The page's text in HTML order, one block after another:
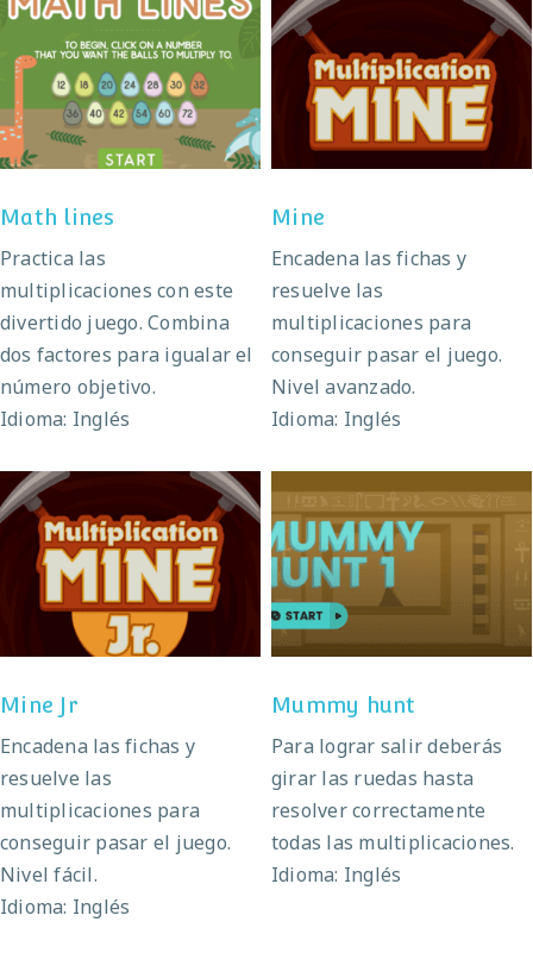
Math lines
Math lines
Practica las
multiplicaciones con este
divertido juego. Combina
dos factores para igualar el
número objetivo.
Idioma: Inglés
Mine
Mine
Encadena las fichas y
resuelve las
multiplicaciones para
conseguir pasar el juego.
Nivel avanzado.
Idioma: Inglés
Mine Jr
Mine Jr
Encadena las fichas y
resuelve las
multiplicaciones para
conseguir pasar el juego.
Nivel fácil.
Idioma: Inglés
Mummy hunt
Mummy hunt
Para lograr salir deberás
girar las ruedas hasta
resolver correctamente
todas las multiplicaciones.
Idioma: Inglés